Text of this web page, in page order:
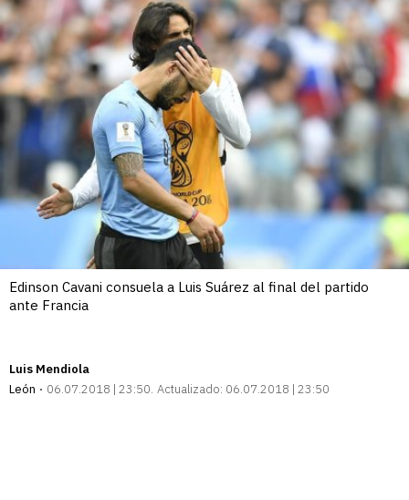
Edinson Cavani consuela a Luis Suárez al final del partido
ante Francia
Luis Mendiola
León
06.07.2018 | 23:50 Actualizado: 06.07.2018 | 23:50